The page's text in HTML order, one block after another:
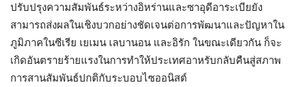
ปรับปรุงความสัมพันธ์ระหว่างอิหร่านและซาอุดีอาระเบียยัง
สามารถส่งผลในเชิงบวกอย่างชัดเจนต่อการพัฒนาและปัญหาใน
ภูมิภาคในซีเรีย เยเมน เลบานอน และอิรัก ในขณะเดียวกัน ก็จะ
เกิดอันตรายร้ายแรงในการทำให้ประเทศอาหรับกลับคืนสู่สภาพ
การสานสัมพันธ์ปกติกับระบอบไซออนิสต์